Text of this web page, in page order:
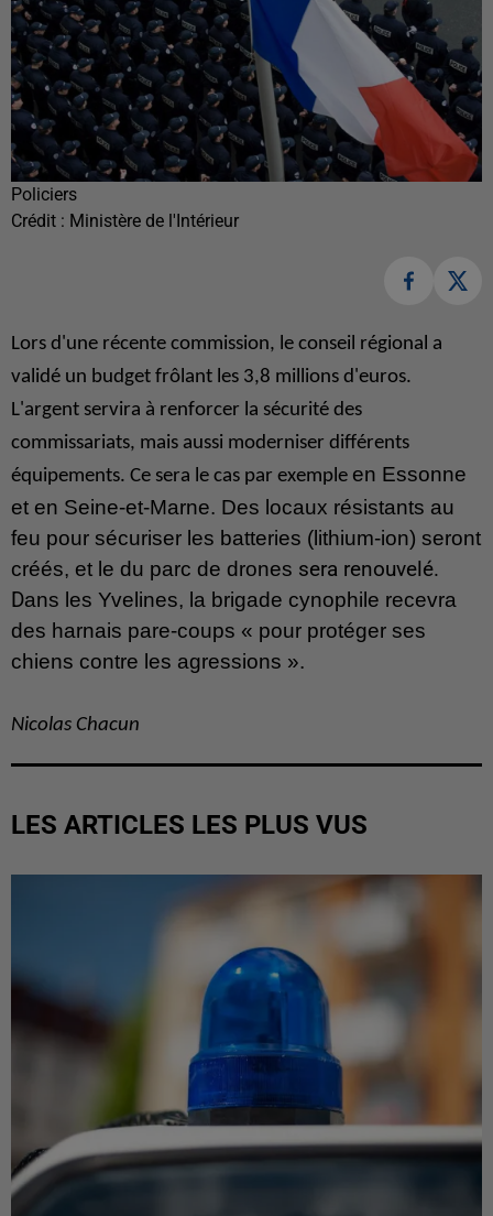
Policiers
Crédit : Ministère de l'Intérieur
Lors d'une récente commission, le conseil régional a
validé un budget frôlant les 3,8 millions d'euros.
L'argent servira à renforcer la sécurité des
commissariats, mais aussi moderniser différents
équipements. Ce sera le cas par exemple en Essonne
et en Seine-et-Marne. Des locaux résistants au
feu pour sécuriser les batteries (lithium-ion) seront
créés, et le du parc de drones sera renouvelé.
Dans les Yvelines, la brigade cynophile recevra
des harnais pare-coups « pour protéger ses
chiens contre les agressions ».
Nicolas Chacun
LES ARTICLES LES PLUS VUS